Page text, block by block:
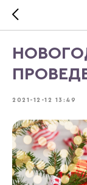
2021-12-12 13:49